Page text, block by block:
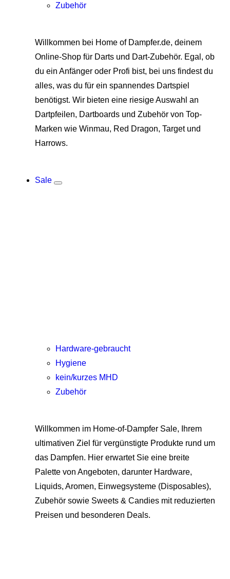
Zubehör
Willkommen bei Home of Dampfer.de, deinem
Online-Shop für Darts und Dart-Zubehör. Egal, ob
du ein Anfänger oder Profi bist, bei uns findest du
alles, was du für ein spannendes Dartspiel
benötigst. Wir bieten eine riesige Auswahl an
Dartpfeilen, Dartboards und Zubehör von Top-
Marken wie Winmau, Red Dragon, Target und
Harrows.
Sale
Hardware-gebraucht
Hygiene
kein/kurzes MHD
Zubehör
Willkommen im Home-of-Dampfer Sale, Ihrem
ultimativen Ziel für vergünstigte Produkte rund um
das Dampfen. Hier erwartet Sie eine breite
Palette von Angeboten, darunter Hardware,
Liquids, Aromen, Einwegsysteme (Disposables),
Zubehör sowie Sweets & Candies mit reduzierten
Preisen und besonderen Deals.